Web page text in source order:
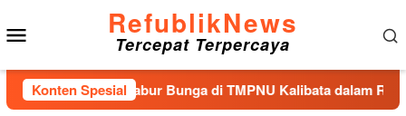
ke
konten
RefublikNews
Tercepat Terpercaya
Konten Spesial
dan Tabur Bunga di TMPNU Kalibata dalam Rangka